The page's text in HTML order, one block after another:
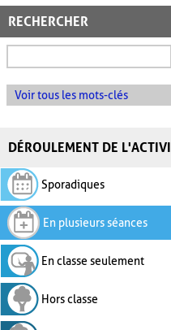
RECHERCHER
Voir tous les mots-clés
DÉROULEMENT DE
Sporadiques
En plusieurs séances
En classe seulement
Hors classe